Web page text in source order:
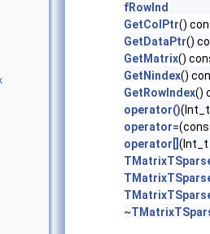
fRowInd
GetColPtr()
GetDataPtr()
GetMatrix()
GetNindex()
GetRowIndex()
operator()
operator=
operator[] (Int_t